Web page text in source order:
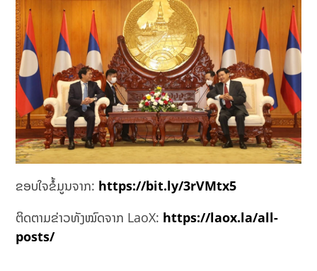
ຂອບໃຈຂໍ້ມູນຈາກ: https://bit.ly/3rVMtx5
ຕິດຕາມຂ່າວທັງໝົດຈາກ LaoX: https://laox.la/all-
posts/